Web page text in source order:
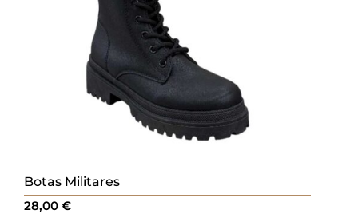
Botas Militares
28,00€